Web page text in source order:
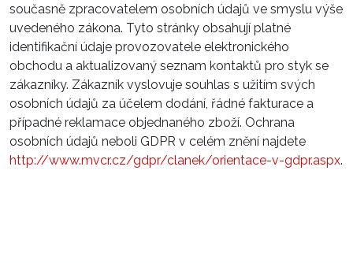
současně zpracovatelem osobních údajů ve smyslu výše
uvedeného zákona. Tyto stránky obsahují platné
identifikační údaje provozovatele elektronického
obchodu a aktualizovaný seznam kontaktů pro styk se
zákazníky. Zákazník vyslovuje souhlas s užitím svých
osobních údajů za účelem dodání, řádné fakturace a
případné reklamace objednaného zboží. Ochrana
osobních údajů neboli GDPR v celém znění najdete
http://www.mvcr.cz/gdpr/clanek/orientace-v-gdpr.aspx.